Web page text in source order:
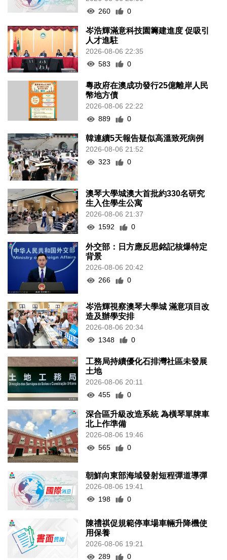
260
0
岑浩輝滿意科技園籌建進度 促吸引
人才進駐
2026-08-06 22:35
583
0
粵政府在澳成功發行25億離岸人民
幣地方債
2026-08-06 22:22
889
0
韓連續5天報告疑似高溫致死病例
2026-08-06 21:52
323
0
澳琴大學城澳大首批約330名研究
生入住學生公寓
2026-08-06 21:37
1592
0
外交部：日方應反思銘記核爆特定
背景
2026-08-06 20:42
266
0
岑浩輝視察澳琴大學城 滿意項目改
造及辦學安排
2026-08-06 20:34
1348
0
工務局持續優化石排灣社區未發展
土地
2026-08-06 20:11
455
0
深合區升級改造系統 為橫琴單牌車
北上作準備
2026-08-06 19:46
565
0
朝鮮向東部海域發射短程彈道導彈
2026-08-06 19:41
198
0
陳禮祺促規範停車場車輛升降機使
用保養
2026-08-06 19:21
289
0